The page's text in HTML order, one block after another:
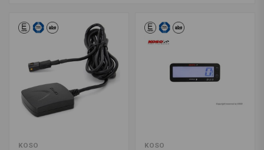
KOSO KOSO